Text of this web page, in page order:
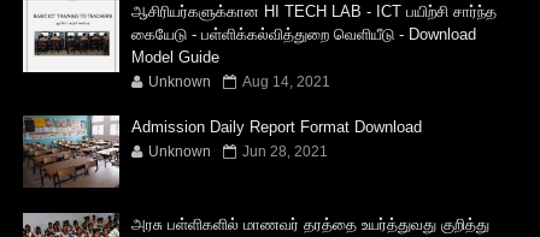
ஆசிரியர்களுக்கான HI TECH LAB - ICT பயிற்சி சார்ந்த
கையேடு - பள்ளிக்கல்வித்துறை வெளியீடு - Download
Model Guide
Unknown Aug 14, 2021
Admission Daily Report Format Download
Unknown Jun 28, 2021
அரசு பள்ளிகளில் மாணவர் தரத்தை உயர்த்துவது குறித்து